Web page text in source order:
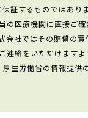
証するものではありま
医療機関に直接ご確
社ではその賠償の責
絡をいただけますよ
生労働省の情報提供